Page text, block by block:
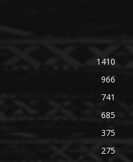
1410
966
741
685
375
275